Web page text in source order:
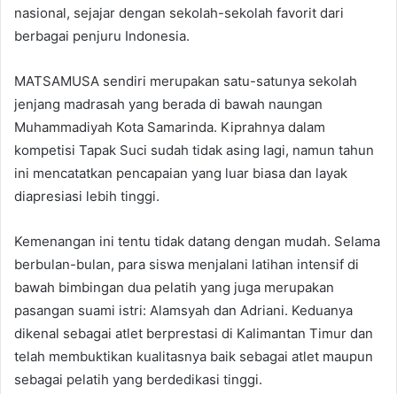
nasional, sejajar dengan sekolah-sekolah favorit dari
berbagai penjuru Indonesia.
MATSAMUSA sendiri merupakan satu-satunya sekolah
jenjang madrasah yang berada di bawah naungan
Muhammadiyah Kota Samarinda. Kiprahnya dalam
kompetisi Tapak Suci sudah tidak asing lagi, namun tahun
ini mencatatkan pencapaian yang luar biasa dan layak
diapresiasi lebih tinggi.
Kemenangan ini tentu tidak datang dengan mudah. Selama
berbulan-bulan, para siswa menjalani latihan intensif di
bawah bimbingan dua pelatih yang juga merupakan
pasangan suami istri: Alamsyah dan Adriani. Keduanya
dikenal sebagai atlet berprestasi di Kalimantan Timur dan
telah membuktikan kualitasnya baik sebagai atlet maupun
sebagai pelatih yang berdedikasi tinggi.